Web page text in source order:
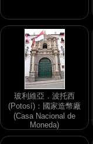
玻利維亞．波托西
(Potosí)：國家造幣廠
(Casa Nacional de
Moneda)